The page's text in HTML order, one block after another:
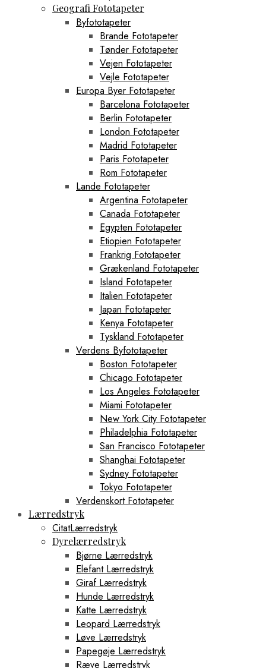
Geografi Fototapeter
Byfototapeter
Brande Fototapeter
Tønder Fototapeter
Vejen Fototapeter
Vejle Fototapeter
Europa Byer Fototapeter
Barcelona Fototapeter
Berlin Fototapeter
London Fototapeter
Madrid Fototapeter
Paris Fototapeter
Rom Fototapeter
Lande Fototapeter
Argentina Fototapeter
Canada Fototapeter
Egypten Fototapeter
Etiopien Fototapeter
Frankrig Fototapeter
Grækenland Fototapeter
Island Fototapeter
Italien Fototapeter
Japan Fototapeter
Kenya Fototapeter
Tyskland Fototapeter
Verdens Byfototapeter
Boston Fototapeter
Chicago Fototapeter
Los Angeles Fototapeter
Miami Fototapeter
New York City Fototapeter
Philadelphia Fototapeter
San Francisco Fototapeter
Shanghai Fototapeter
Sydney Fototapeter
Tokyo Fototapeter
Verdenskort Fototapeter
Lærredstryk
CitatLærredstryk
Dyrelærredstryk
Bjørne Lærredstryk
Elefant Lærredstryk
Giraf Lærredstryk
Hunde Lærredstryk
Katte Lærredstryk
Leopard Lærredstryk
Løve Lærredstryk
Papegøje Lærredstryk
Ræve Lærredstryk